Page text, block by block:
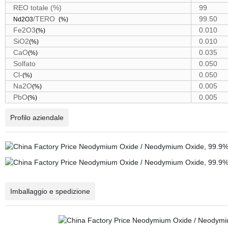
REO totale (%)
99
Nd2O3/TERO (%)
99.50
Fe2O3(%)
0.010
SiO2(%)
0.010
CaO(%)
0.035
Solfato
0.050
Cl-(%)
0.050
Na2O(%)
0.005
PbO(%) 0.005
Profilo aziendale
Imballaggio e spedizione